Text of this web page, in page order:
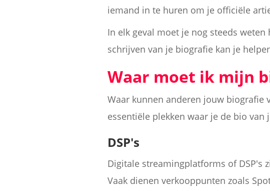
iemand in te huren om je officiële
In elk geval moet je nog steeds
schrijven van je biografie kan je
Waar moet ik mijn
Waar kunnen anderen jouw biografie
essentiële plekken waar je de bio van
DSP's
Digitale streamingplatforms of DSP's
Vaak dienen verkooppunten zoals